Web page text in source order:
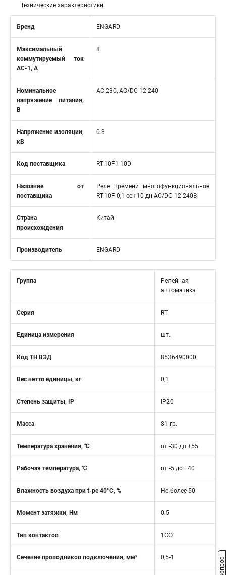
Технические характеристики
Бренд ENGARD
Максимальный
коммутируемый ток
AC-1, A
8
Номинальное
напряжение питания,
В
AC 230, AC/DC 12-240
Напряжение изоляции,
кВ
0.3
Код поставщика RT-10F1-10D
Название от
поставщика
Реле времени многофункциональное
RT-10F 0,1 сек-10 дн АС/DC 12-240В
Страна
происхождения
Китай
Производитель ENGARD
Группа
Релейная
автоматика
Серия RT
Единица измерения шт.
Код ТН ВЭД 8536490000
Вес нетто единицы, кг 0,1
Степень защиты, IP IP20
Масса 81 гр.
Температура хранения, ℃ от -30 до +55
Рабочая температура, ℃ от -5 до +40
Влажность воздуха при t-ре 40°C, % Не более 50
Момент затяжки, Нм 0.5
Тип контактов 1CO
Сечение проводников подключения, мм² 0,5-1